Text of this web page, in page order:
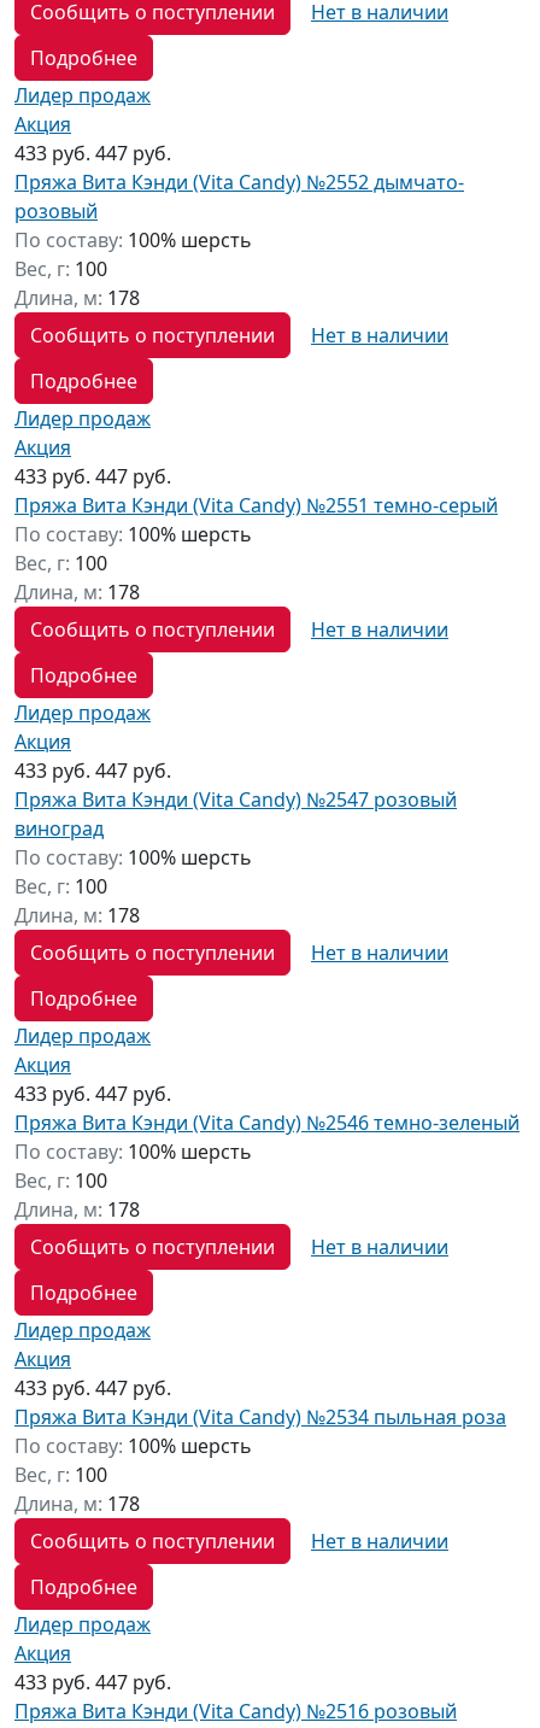
Сообщить о поступлении
Нет в наличии
Подробнее
Лидер продаж
Акция
433 руб. 447 руб.
Пряжа Вита Кэнди (Vita Candy) №2552 дымчато-
розовый
По составу: 100% шерсть
Вес, г: 100
Длина, м: 178
Сообщить о поступлении
Нет в наличии
Подробнее
Лидер продаж
Акция
433 руб. 447 руб.
Пряжа Вита Кэнди (Vita Candy) №2551 темно-серый
По составу: 100% шерсть
Вес, г: 100
Длина, м: 178
Сообщить о поступлении
Нет в наличии
Подробнее
Лидер продаж
Акция
433 руб. 447 руб.
Пряжа Вита Кэнди (Vita Candy) №2547 розовый
виноград
По составу: 100% шерсть
Вес, г: 100
Длина, м: 178
Сообщить о поступлении
Нет в наличии
Подробнее
Лидер продаж
Акция
433 руб. 447 руб.
Пряжа Вита Кэнди (Vita Candy) №2546 темно-зеленый
По составу: 100% шерсть
Вес, г: 100
Длина, м: 178
Сообщить о поступлении
Нет в наличии
Подробнее
Лидер продаж
Акция
433 руб. 447 руб.
Пряжа Вита Кэнди (Vita Candy) №2534 пыльная роза
По составу: 100% шерсть
Вес, г: 100
Длина, м: 178
Сообщить о поступлении
Нет в наличии
Подробнее
Лидер продаж
Акция
433 руб. 447 руб.
Пряжа Вита Кэнди (Vita Candy) №2516 розовый